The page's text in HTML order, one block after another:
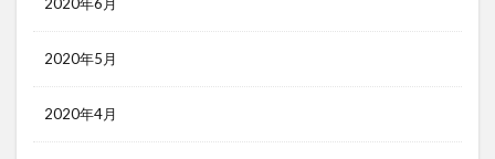
2020年6月
2020年5月
2020年4月